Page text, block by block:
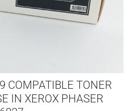
COMPATIBLE TONER
IN XEROX PHASER